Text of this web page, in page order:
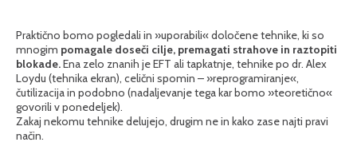
Praktično bomo pogledali in »uporabili« določene tehnike, ki so
mnogim pomagale doseči cilje, premagati strahove in raztopiti
blokade.Ena zelo znanih je EFT ali tapkatnje, tehnike po dr. Alex
Loydu (tehnika ekran), celični spomin – »reprogramiranje«,
čutilizacija in podobno (nadaljevanje tega kar bomo »teoretično«
govorili v ponedeljek).
Zakaj nekomu tehnike delujejo, drugim ne in kako zase najti pravi
način.